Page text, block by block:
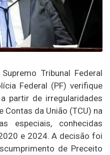
Tribunal Federal
Federal (PF) verifique
partir de irregularidades
Contas da União (TCU) na
especiais, conhecidas
e 2024. A decisão foi
de Preceito